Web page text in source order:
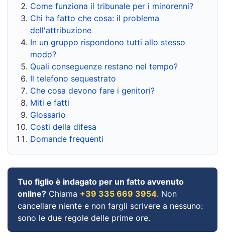
Come funziona il tribunale per i minorenni?
Chi ha fatto che cosa: il problema
dell'attribuzione
In un gruppo rispondono tutti allo stesso
modo?
Quali conseguenze restano nel tempo?
Il telefono sequestrato
Che cosa devono fare i genitori?
Miti e fatti
Glossario
Costi della difesa
Domande frequenti
Tuo figlio è indagato per un fatto avvenuto
online? Chiama +39 335 669 3954. Non
cancellare niente e non fargli scrivere a nessuno:
sono le due regole delle prime ore.